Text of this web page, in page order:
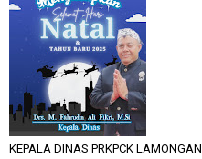
KEPALA DINAS PRKPCK LAMONGAN